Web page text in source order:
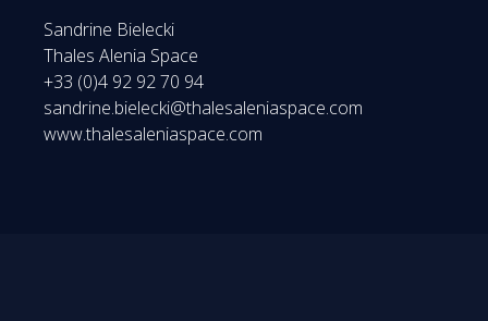
Sandrine Bielecki
Thales Alenia Space
+33 (0)4 92 92 70 94
sandrine.bielecki@thalesaleniaspace.com
www.thalesaleniaspace.com